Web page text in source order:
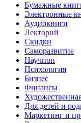
Бумажные
Электронные
Аудиокниги
Лекторий
Скидки
Саморазвитие
Научпоп
Психология
Бизнес
Финансы
Для детей и
Маркетинг и